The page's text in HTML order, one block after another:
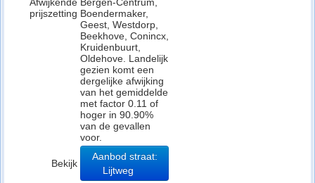
prijszetting Boendermaker,
Geest, Westdorp,
Beekhove, Conincx,
Kruidenbuurt,
Oldehove. Landelijk
gezien komt een
dergelijke afwijking
van het gemiddelde
met factor 0.11 of
hoger in 90.90%
van de gevallen
voor.
Bekijk
Aanbod straat:
Lijtweg